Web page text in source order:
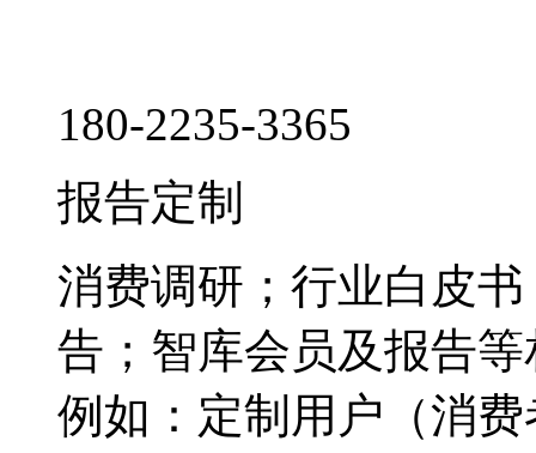
180-2235-3365
报告定制
消费调研；行业白皮
告；智库会员及报告
例如：定制用户（消